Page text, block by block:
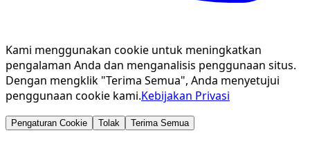
Kami menggunakan cookie untuk meningkatkan
pengalaman Anda dan menganalisis penggunaan situs.
Dengan mengklik "Terima Semua", Anda menyetujui
penggunaan cookie kami.Kebijakan Privasi
Pengaturan Cookie Tolak Terima Semua